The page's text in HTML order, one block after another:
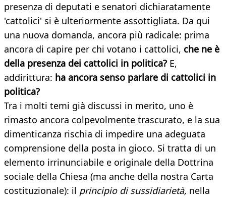
presenza di deputati e senatori dichiaratamente
'cattolici' si è ulteriormente assottigliata. Da qui
una nuova domanda, ancora più radicale: prima
ancora di capire per chi votano i cattolici, che ne è
della presenza dei cattolici in politica? E,
addirittura: ha ancora senso parlare di cattolici in
politica?
Tra i molti temi già discussi in merito, uno è
rimasto ancora colpevolmente trascurato, e la sua
dimenticanza rischia di impedire una adeguata
comprensione della posta in gioco. Si tratta di un
elemento irrinunciabile e originale della Dottrina
sociale della Chiesa (ma anche della nostra Carta
costituzionale): il principio di sussidiarietà, nella